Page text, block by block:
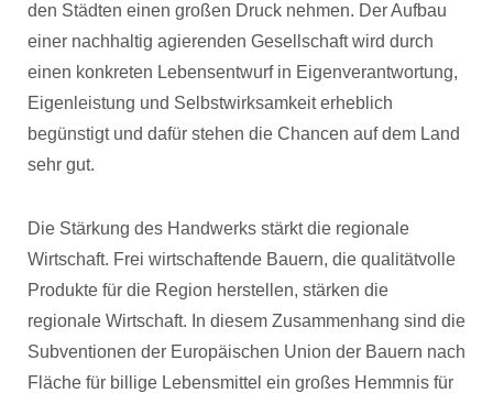
den Städten einen großen Druck nehmen. Der Aufbau
einer nachhaltig agierenden Gesellschaft wird durch
einen konkreten Lebensentwurf in Eigenverantwortung,
Eigenleistung und Selbstwirksamkeit erheblich
begünstigt und dafür stehen die Chancen auf dem Land
sehr gut.
Die Stärkung des Handwerks stärkt die regionale
Wirtschaft. Frei wirtschaftende Bauern, die qualitätvolle
Produkte für die Region herstellen, stärken die
regionale Wirtschaft. In diesem Zusammenhang sind die
Subventionen der Europäischen Union der Bauern nach
Fläche für billige Lebensmittel ein großes Hemmnis für